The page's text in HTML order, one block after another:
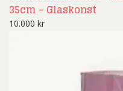
35cm – Glaskonst
10.000 kr